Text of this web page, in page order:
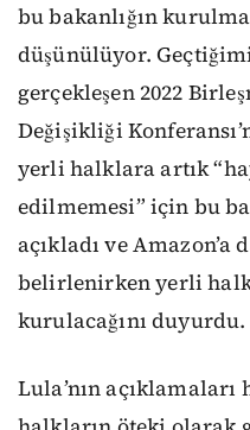
bu bakanlığın
düşünülüyor.
gerçekleşen 2022
Değişikliği
yerli halklara artık
edilmemesi” için bu
açıkladı ve
belirlenirken yerli
kurulacağını duyurdu.
Lula’nın